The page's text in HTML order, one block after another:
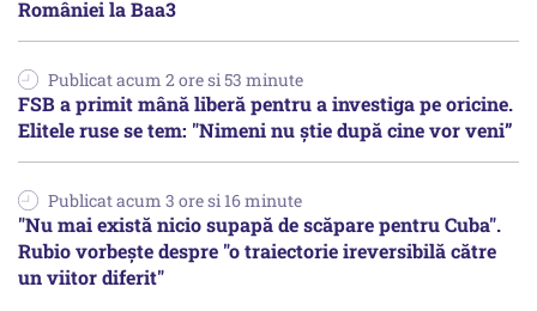
României la Baa3
Publicat acum 2 ore si 53 minute
FSB a primit mână liberă pentru a investiga pe oricine.
Elitele ruse se tem: "Nimeni nu știe după cine vor veni”
Publicat acum 3 ore si 16 minute
"Nu mai există nicio supapă de scăpare pentru Cuba".
Rubio vorbește despre "o traiectorie ireversibilă către
un viitor diferit"